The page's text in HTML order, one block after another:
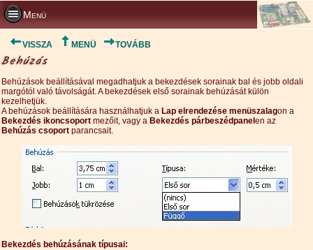
Menü
VISSZA MENÜ TOVÁBB
Behúzás
Behúzások beállításával megadhatjuk a bekezdések sorainak bal és jobb oldali
margótól való távolságát. A bekezdések első sorainak behúzását külön
kezelhetjük.
A behúzások beállítására használhatjuk a Lap elrendezése menüszalagon a
Bekezdés ikoncsoport mezőit, vagy a Bekezdés párbeszédpanel en az
Behúzás csoport parancsait.
Bekezdés behúzásának típusai: